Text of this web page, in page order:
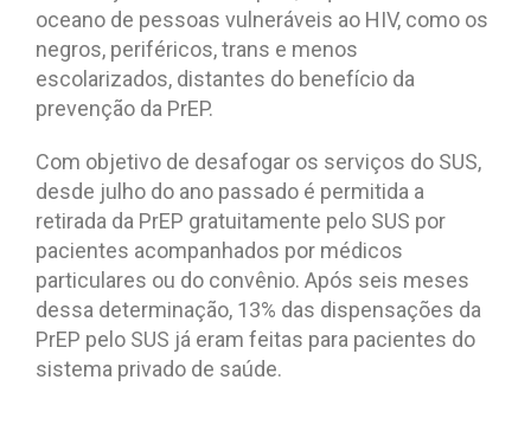
oceano de pessoas vulneráveis ao HIV, como os
negros, periféricos, trans e menos
escolarizados, distantes do benefício da
prevenção da PrEP.
Com objetivo de desafogar os serviços do SUS,
desde julho do ano passado é permitida a
retirada da PrEP gratuitamente pelo SUS por
pacientes acompanhados por médicos
particulares ou do convênio. Após seis meses
dessa determinação, 13% das dispensações da
PrEP pelo SUS já eram feitas para pacientes do
sistema privado de saúde.